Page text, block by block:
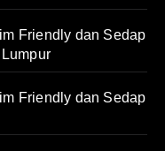
Friendly dan Sedap
Friendly dan Sedap